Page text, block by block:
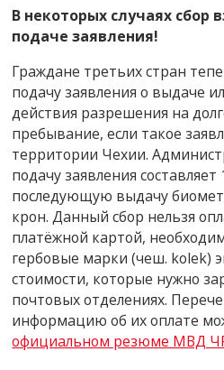
В некоторых случаях сбор
подаче заявления!
Граждане третьих стран
подачу заявления о выдаче
действия разрешения на
пребывание, если такое
территории Чехии.
подачу заявления составляет
последующую выдачу
крон. Данный сбор нельзя
платёжной картой,
гербовые марки (чеш. kolek)
стоимости, которые нужно
почтовых отделениях.
информацию об их оплате
официальном резюме МВД